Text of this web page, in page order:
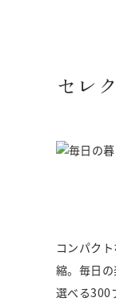
セレ
コンパク
縮。毎日
選べる300